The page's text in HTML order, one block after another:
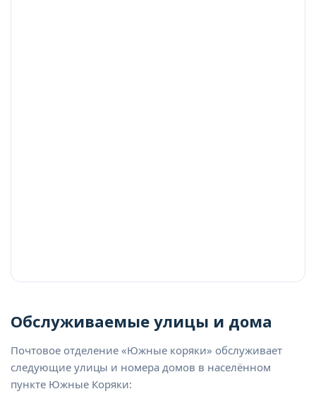
Обслуживаемые улицы и дома
Почтовое отделение «Южные коряки» обслуживает
следующие улицы и номера домов в населённом
пункте Южные Коряки: